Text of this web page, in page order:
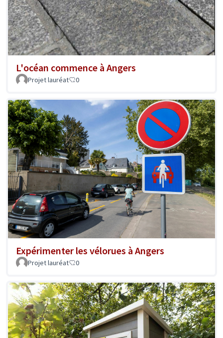
L'océan commence à Angers
Projet lauréat 0
Expérimenter les vélorues à Angers
Projet lauréat 0